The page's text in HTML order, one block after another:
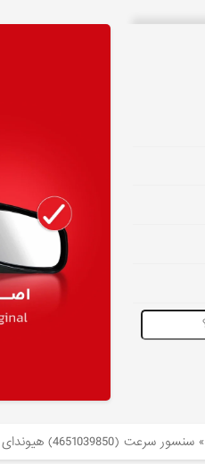
»سنسور سرعت (4651039850) هیوندای